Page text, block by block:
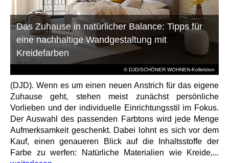
© DJD/SCHÖNER WOHNEN-Kollektion
Das Zuhause in natürlicher Balance: Tipps für
eine nachhaltige Wandgestaltung mit
Kreidefarben
(DJD). Wenn es um einen neuen Anstrich für das eigene
Zuhause geht, stehen meist zunächst persönliche
Vorlieben und der individuelle Einrichtungsstil im Fokus.
Der Auswahl des passenden Farbtons wird jede Menge
Aufmerksamkeit geschenkt. Dabei lohnt es sich vor dem
Kauf, einen genaueren Blick auf die Inhaltsstoffe der
Farbe zu werfen: Natürliche Materialien wie Kreide,...